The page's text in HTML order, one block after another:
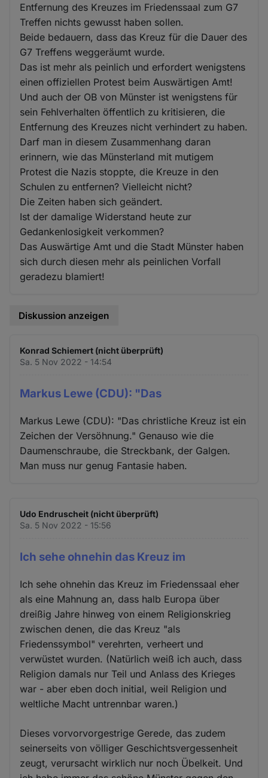
Entfernung des Kreuzes im Friedenssaal zum G7
Treffen nichts gewusst haben sollen.
Beide bedauern, dass das Kreuz für die Dauer des
G7 Treffens weggeräumt wurde.
Das ist mehr als peinlich und erfordert wenigstens
einen offiziellen Protest beim Auswärtigen Amt!
Und auch der OB von Münster ist wenigstens für
sein Fehlverhalten öffentlich zu kritisieren, die
Entfernung des Kreuzes nicht verhindert zu haben.
Darf man in diesem Zusammenhang daran
erinnern, wie das Münsterland mit mutigem
Protest die Nazis stoppte, die Kreuze in den
Schulen zu entfernen? Vielleicht nicht?
Die Zeiten haben sich geändert.
Ist der damalige Widerstand heute zur
Gedankenlosigkeit verkommen?
Das Auswärtige Amt und die Stadt Münster haben
sich durch diesen mehr als peinlichen Vorfall
geradezu blamiert!
Diskussion anzeigen
Konrad Schiemert (nicht überprüft)
Sa. 5 Nov 2022 - 14:54
Markus Lewe (CDU): "Das
Markus Lewe (CDU): "Das christliche Kreuz ist ein
Zeichen der Versöhnung." Genauso wie die
Daumenschraube, die Streckbank, der Galgen.
Man muss nur genug Fantasie haben.
Udo Endruscheit (nicht überprüft)
Sa. 5 Nov 2022 - 15:56
Ich sehe ohnehin das Kreuz im
Ich sehe ohnehin das Kreuz im Friedenssaal eher
als eine Mahnung an, dass halb Europa über
dreißig Jahre hinweg von einem Religionskrieg
zwischen denen, die das Kreuz "als
Friedenssymbol" verehrten, verheert und
verwüstet wurden. (Natürlich weiß ich auch, dass
Religion damals nur Teil und Anlass des Krieges
war - aber eben doch initial, weil Religion und
weltliche Macht untrennbar waren.)
Dieses vorvorvorgestrige Gerede, das zudem
seinerseits von völliger Geschichtsvergessenheit
zeugt, verursacht wirklich nur noch Übelkeit. Und